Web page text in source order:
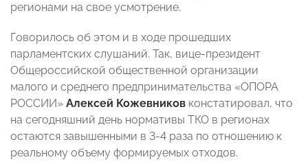
регионами на свое усмотрение.
Говорилось об этом и в ходе прошедших
парламентских слушаний. Так, вице-президент
Общероссийской общественной организации
малого и среднего предпринимательства «ОПОРА
РОССИИ» Алексей Кожевников констатировал, что
на сегодняшний день нормативы ТКО в регионах
остаются завышенными в 3-4 раза по отношению к
реальному объему формируемых отходов.